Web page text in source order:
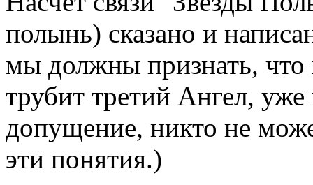
полынь) сказано и
мы должны признать, что
трубит третий Ангел,
допущение, никто не
эти понятия.)